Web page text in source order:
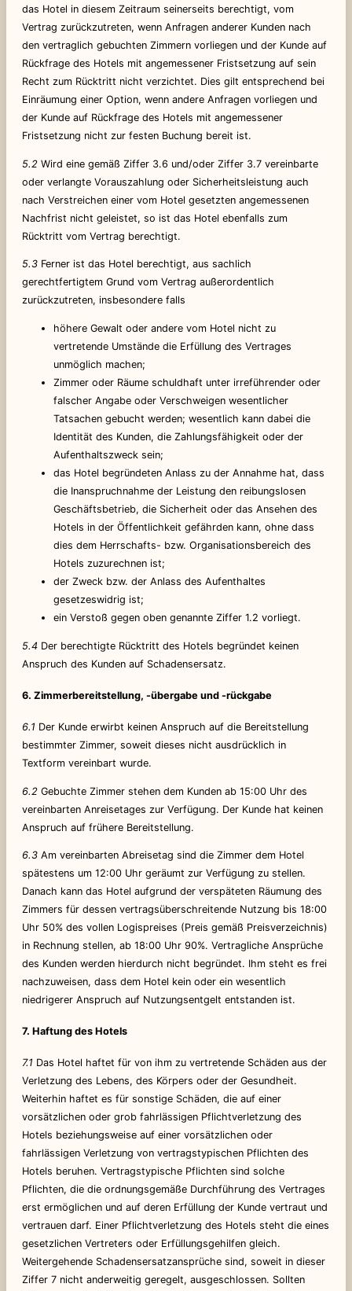
das Hotel in diesem Zeitraum seinerseits berechtigt, vom
Vertrag zurückzutreten, wenn Anfragen anderer Kunden nach
den vertraglich gebuchten Zimmern vorliegen und der Kunde auf
Rückfrage des Hotels mit angemessener Fristsetzung auf sein
Recht zum Rücktritt nicht verzichtet. Dies gilt entsprechend bei
Einräumung einer Option, wenn andere Anfragen vorliegen und
der Kunde auf Rückfrage des Hotels mit angemessener
Fristsetzung nicht zur festen Buchung bereit ist.
5.2Wird eine gemäß Ziffer 3.6 und/oder Ziffer 3.7 vereinbarte
oder verlangte Vorauszahlung oder Sicherheitsleistung auch
nach Verstreichen einer vom Hotel gesetzten angemessenen
Nachfrist nicht geleistet, so ist das Hotel ebenfalls zum
Rücktritt vom Vertrag berechtigt.
5.3Ferner ist das Hotel berechtigt, aus sachlich
gerechtfertigtem Grund vom Vertrag außerordentlich
zurückzutreten, insbesondere falls
höhere Gewalt oder andere vom Hotel nicht zu
vertretende Umstände die Erfüllung des Vertrages
unmöglich machen;
Zimmer oder Räume schuldhaft unter irreführender oder
falscher Angabe oder Verschweigen wesentlicher
Tatsachen gebucht werden; wesentlich kann dabei die
Identität des Kunden, die Zahlungsfähigkeit oder der
Aufenthaltszweck sein;
das Hotel begründeten Anlass zu der Annahme hat, dass
die Inanspruchnahme der Leistung den reibungslosen
Geschäftsbetrieb, die Sicherheit oder das Ansehen des
Hotels in der Öffentlichkeit gefährden kann, ohne dass
dies dem Herrschafts- bzw. Organisationsbereich des
Hotels zuzurechnen ist;
der Zweck bzw. der Anlass des Aufenthaltes
gesetzeswidrig ist;
ein Verstoß gegen oben genannte Ziffer 1.2 vorliegt.
5.4Der berechtigte Rücktritt des Hotels begründet keinen
Anspruch des Kunden auf Schadensersatz.
6. Zimmerbereitstellung, -übergabe und -rückgabe
6.1 Der Kunde erwirbt keinen Anspruch auf die Bereitstellung
bestimmter Zimmer, soweit dieses nicht ausdrücklich in
Textform vereinbart wurde.
6.2Gebuchte Zimmer stehen dem Kunden ab 15:00 Uhr des
vereinbarten Anreisetages zur Verfügung. Der Kunde hat keinen
Anspruch auf frühere Bereitstellung.
6.3Am vereinbarten Abreisetag sind die Zimmer dem Hotel
spätestens um 12:00 Uhr geräumt zur Verfügung zu stellen.
Danach kann das Hotel aufgrund der verspäteten Räumung des
Zimmers für dessen vertragsüberschreitende Nutzung bis 18:00
Uhr 50% des vollen Logispreises (Preis gemäß Preisverzeichnis)
in Rechnung stellen, ab 18:00 Uhr 90%. Vertragliche Ansprüche
des Kunden werden hierdurch nicht begründet. Ihm steht es frei
nachzuweisen, dass dem Hotel kein oder ein wesentlich
niedrigerer Anspruch auf Nutzungsentgelt entstanden ist.
7. Haftung des Hotels
7.1 Das Hotel haftet für von ihm zu vertretende Schäden aus der
Verletzung des Lebens, des Körpers oder der Gesundheit.
Weiterhin haftet es für sonstige Schäden, die auf einer
vorsätzlichen oder grob fahrlässigen Pflichtverletzung des
Hotels beziehungsweise auf einer vorsätzlichen oder
fahrlässigen Verletzung von vertragstypischen Pflichten des
Hotels beruhen. Vertragstypische Pflichten sind solche
Pflichten, die die ordnungsgemäße Durchführung des Vertrages
erst ermöglichen und auf deren Erfüllung der Kunde vertraut und
vertrauen darf. Einer Pflichtverletzung des Hotels steht die eines
gesetzlichen Vertreters oder Erfüllungsgehilfen gleich.
Weitergehende Schadensersatzansprüche sind, soweit in dieser
Ziffer 7 nicht anderweitig geregelt, ausgeschlossen. Sollten